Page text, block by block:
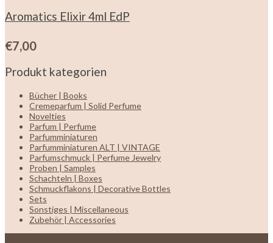
Aromatics Elixir 4ml EdP
€7,00
Produkt kategorien
Bücher | Books
Cremeparfum | Solid Perfume
Novelties
Parfum | Perfume
Parfumminiaturen
Parfumminiaturen ALT | VINTAGE
Parfumschmuck | Perfume Jewelry
Proben | Samples
Schachteln | Boxes
Schmuckflakons | Decorative Bottles
Sets
Sonstiges | Miscellaneous
Zubehör | Accessories